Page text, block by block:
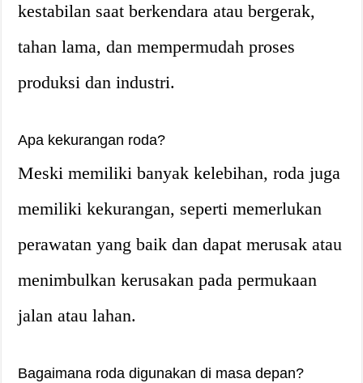
kestabilan saat berkendara atau bergerak,
tahan lama, dan mempermudah proses
produksi dan industri.
Apa kekurangan roda?
Meski memiliki banyak kelebihan, roda juga
memiliki kekurangan, seperti memerlukan
perawatan yang baik dan dapat merusak atau
menimbulkan kerusakan pada permukaan
jalan atau lahan.
Bagaimana roda digunakan di masa depan?